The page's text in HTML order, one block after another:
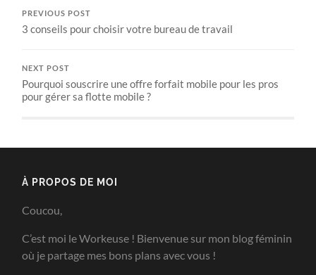
PREVIOUS POST
3 conseils pour choisir votre bureau de travail
NEXT POST
Pourquoi souscrire une offre forfait mobile pour les pros
pour gérer sa flotte mobile ?
À PROPOS DE MOI
Coucou,
C’est moi le Workeuse ! Bienvenue sur mon blog féminin
où je partage mes bons plans avec vous !